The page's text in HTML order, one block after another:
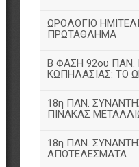
ΩΡΟΛΟΓΙΟ
ΠΡΩΤΑΘΛΗΜΑ
Β ΦΑΣΗ 92ου
ΚΩΠΗΛΑΣΙΑΣ: ΤΟ
18η ΠΑΝ.
ΠΙΝΑΚΑΣ
18η ΠΑΝ.
ΑΠΟΤΕΛΕΣΜΑΤΑ